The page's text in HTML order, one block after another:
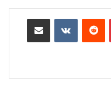
بينتيريست
مشاركة عبر البريد